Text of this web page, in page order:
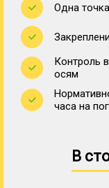
Одна
Контроль
осям
часа на
В